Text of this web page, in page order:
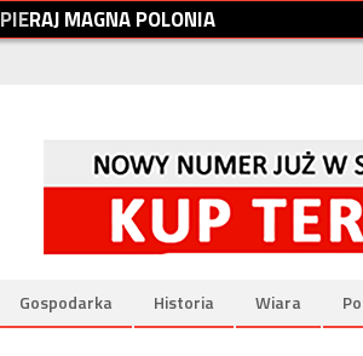
PIERAJMAGNAPOLONIA
Gospodarka Historia Wiara